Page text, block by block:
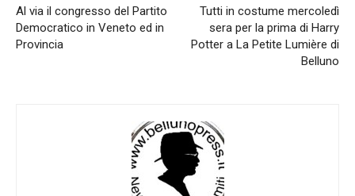
Al via il congresso del Partito
Democratico in Veneto ed in
Provincia
Tutti in costume mercoledì
sera per la prima di Harry
Potter a La Petite Lumière di
Belluno